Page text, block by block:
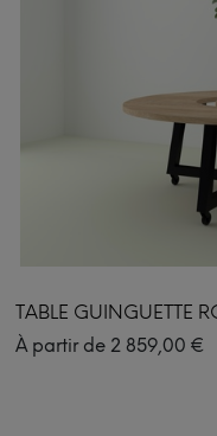
TABLE GUINGUETTE
À partir de 2 859,00 €